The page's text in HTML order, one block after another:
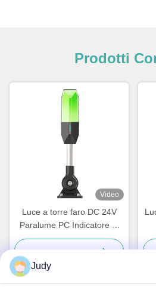
Prodotti
Video
Luce a torre faro DC 24V
Paralume PC Indicatore di
segnale di allarme Avviso
Ora Chiacchieri
Judy